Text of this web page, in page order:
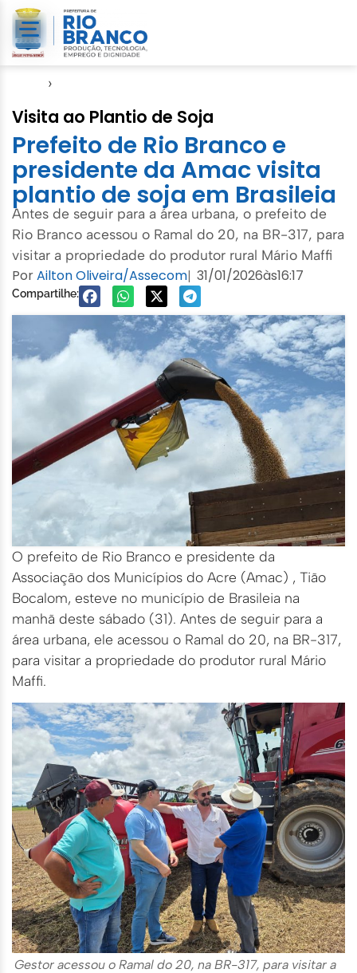
›
Visita ao Plantio de Soja
Prefeito de Rio Branco e
presidente da Amac visita
plantio de soja em Brasileia
Antes de seguir para a área urbana, o prefeito de
Rio Branco acessou o Ramal do 20, na BR-317, para
visitar a propriedade do produtor rural Mário Maffi
PorAilton Oliveira/Assecom| 31/01/2026às16:17
Compartilhe:
O prefeito de Rio Branco e presidente da
Associação dos Municípios do Acre (Amac) , Tião
Bocalom, esteve no município de Brasileia na
manhã deste sábado (31). Antes de seguir para a
área urbana, ele acessou o Ramal do 20, na BR-317,
para visitar a propriedade do produtor rural Mário
Maffi.
Gestor acessou o Ramal do 20, na BR-317, para visitar a